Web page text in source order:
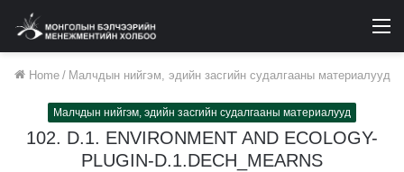
Home / Малчдын нийгэм, эдийн засгийн судалгааны материалууд
Малчдын нийгэм, эдийн засгийн судалгааны материалууд
102. D.1. ENVIRONMENT AND ECOLOGY-
PLUGIN-D.1.DECH_MEARNS